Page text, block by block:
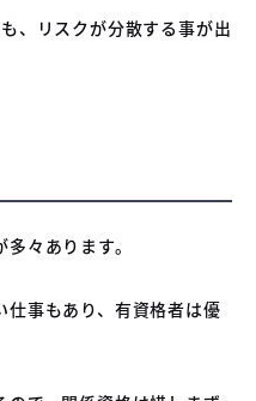
、リスクが分散する事が出
々あります。
仕事もあり、有資格者は優